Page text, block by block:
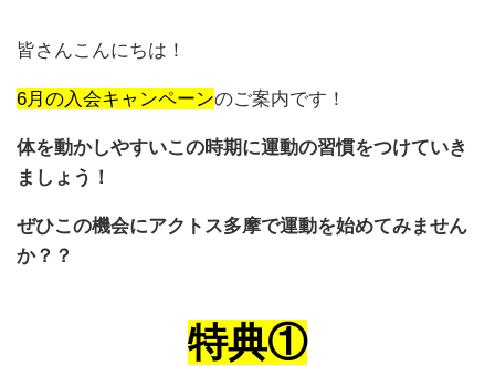
皆さんこんにちは！
6月の入会キャンペーンのご案内です！
体を動かしやすいこの時期に運動の習慣をつけていき
ましょう！
ぜひこの機会にアクトス多摩で運動を始めてみません
か？？
特典①